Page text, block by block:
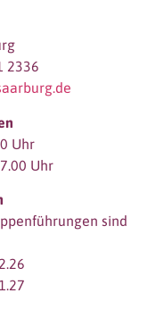
2336
Uhr
Uhr
sind